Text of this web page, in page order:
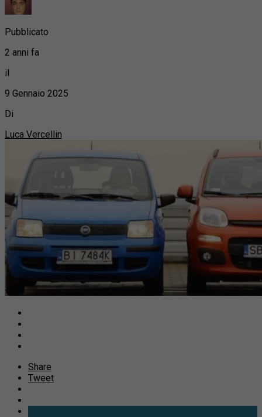
Pubblicato
2 anni fa
il
9 Gennaio 2025
Di
Luca Vercellin
Share
Tweet